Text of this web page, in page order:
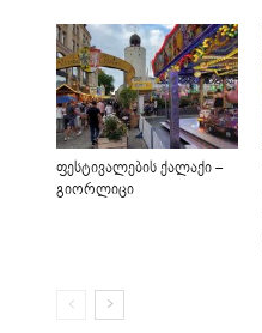
ფესტივალების ქალაქი –
გიორლიცი